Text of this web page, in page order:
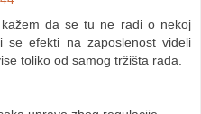
da se tu ne radi o nekoj
se efekti na zaposlenost videli
toliko od samog tržišta rada.